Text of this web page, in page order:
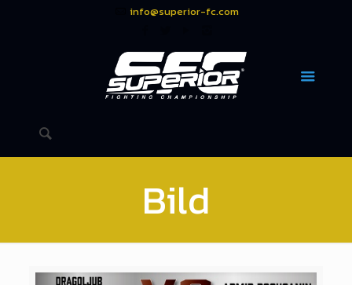
info@superior-fc.com
Bild